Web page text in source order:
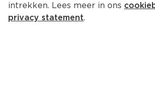
intrekken. Lees meer in ons
privacy statement.